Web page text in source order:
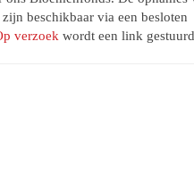
beschikbaar via een besloten
verzoek wordt een link